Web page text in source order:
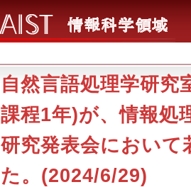
自然言語処理学研究
課程1年)が、情報処
研究発表会において
た。(2024/6/29)